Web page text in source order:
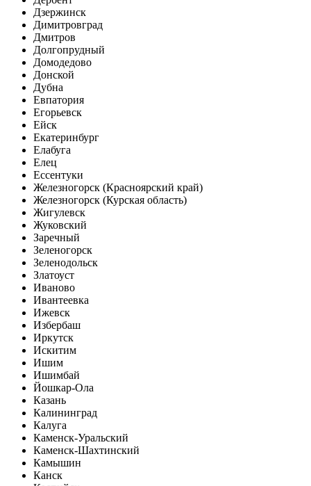
Дзержинск
Димитровград
Дмитров
Долгопрудный
Домодедово
Донской
Дубна
Евпатория
Егорьевск
Ейск
Екатеринбург
Елабуга
Елец
Ессентуки
Железногорск (Красноярский край)
Железногорск (Курская область)
Жигулевск
Жуковский
Заречный
Зеленогорск
Зеленодольск
Златоуст
Иваново
Ивантеевка
Ижевск
Избербаш
Иркутск
Искитим
Ишим
Ишимбай
Йошкар-Ола
Казань
Калининград
Калуга
Каменск-Уральский
Каменск-Шахтинский
Камышин
Канск